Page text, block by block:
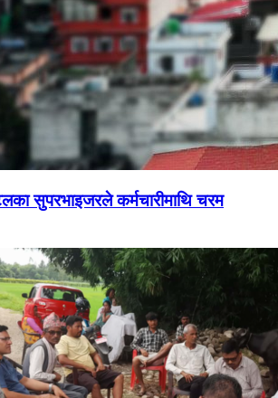
सुपरभाइजरले कर्मचारीमाथि चरम